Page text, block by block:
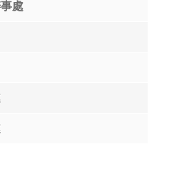
處